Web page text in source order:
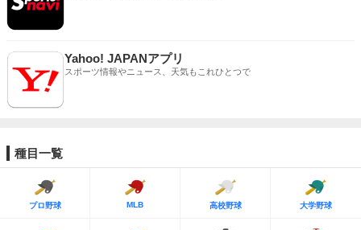
Yahoo! JAPANアプリ
スポーツ情報やニュース、天気もこれひとつで
種目一覧
プロ野球 MLB 高校野球 大学野球